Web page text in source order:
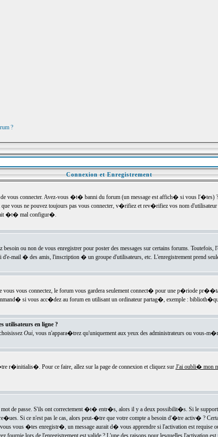
?
Connexion et Enregistrement
vous connecter. Avez-vous �t� banni du forum (un message est affich� si vous l'�tes)
vous ne pouvez toujours pas vous connecter, v�rifiez et rev�rifiez vos nom
ait �t� mal configur�.
ou non de vous enregistrer pour poster des messages sur certains forums.
mail � des amis, l'inscription � un groupe d'utilisateurs, etc. L'enregistrement prend
vous vous connectez, le forum vous gardera seulement connect� pour une p�riode
si vous acc�dez au forum en utilisant un ordinateur partag�, exemple :
utilisateurs en ligne ?
Oui, vous n'appara�trez qu'uniquement aux yeux des administrateurs ou vous-
r�initialis�. Pour ce faire, allez sur la page de connexion et cliquez sur J'ai oubli� mon
de passe. S'ils ont correctement �t� entr�s, alors il y a deux possibilit�s. Si le
Si ce n'est pas le cas, alors peut-�tre que votre compte a besoin d'�tre activ� ?
vous �tes enregistr�, un message aurait d� vous apprendre si l'activation est
lors de l'enregistrement est valide ? L'une des raisons pour lesquelles l'activation